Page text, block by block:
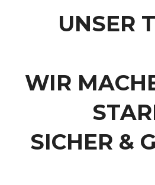
UNSER
WIR
SICHER &